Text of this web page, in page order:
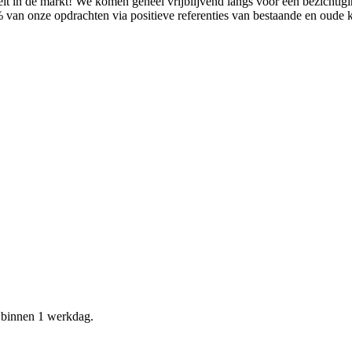
onze opdrachten via positieve referenties van bestaande en
1 werkdag.